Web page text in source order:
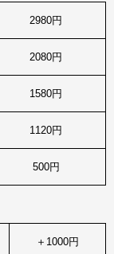
2980円
2080円
1580円
1120円
500円
＋1000円